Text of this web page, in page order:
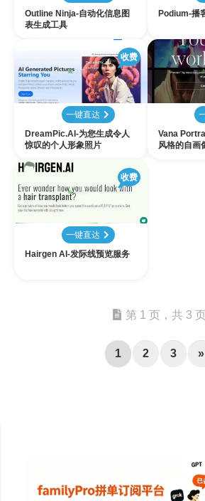
Outline Ninja-自动化信息图
表生成工具
Podium-播
收费
一键直达
DreamPic.AI-为您生成令人
惊叹的个人形象照片
Vana
风格的自画
收费
一键直达
Hairgen AI-发际线预览服务
第 1 页，共 3 页
1 2 3 »